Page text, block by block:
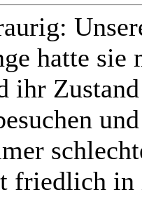
hatte
ihr
friedlich